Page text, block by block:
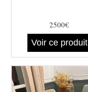
2500€
Voir ce produit